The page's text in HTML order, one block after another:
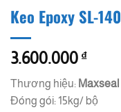
Keo Epoxy SL-
3.600.000 ₫
Thương hiệu:
Đóng gói: 15kg/ bộ